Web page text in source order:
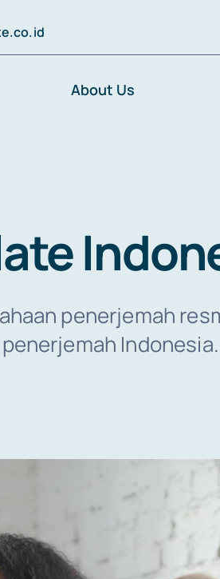
About Us
penerjemah
Indonesia.